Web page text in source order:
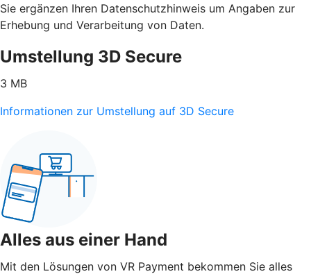
Sie ergänzen Ihren Datenschutzhinweis um Angaben zur
Erhebung und Verarbeitung von Daten.
Umstellung 3D Secure
3 MB
Informationen zur Umstellung auf 3D Secure
Alles aus einer Hand
Mit den Lösungen von VR Payment bekommen Sie alles